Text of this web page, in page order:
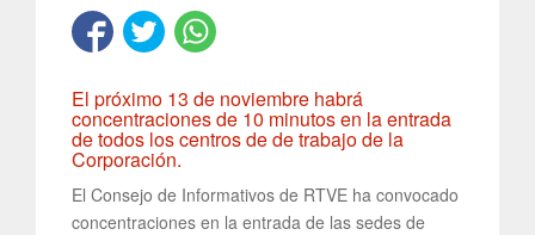
El próximo 13 de noviembre habrá
concentraciones de 10 minutos en la entrada
de todos los centros de de trabajo de la
Corporación.
El Consejo de Informativos de RTVE ha convocado
concentraciones en la entrada de las sedes de